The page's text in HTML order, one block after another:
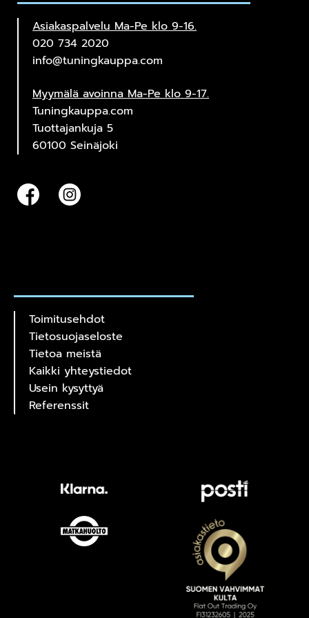
Asiakaspalvelu Ma-Pe klo 9-16.
020 734 2020
info@tuningkauppa.com
Myymälä avoinna Ma-Pe klo 9-17.
Tuningkauppa.com
Tuottajankuja 5
60100 Seinäjoki
Toimitusehdot
Tietosuojaseloste
Tietoa meistä
Kaikki yhteystiedot
Usein kysyttyä
Referenssit